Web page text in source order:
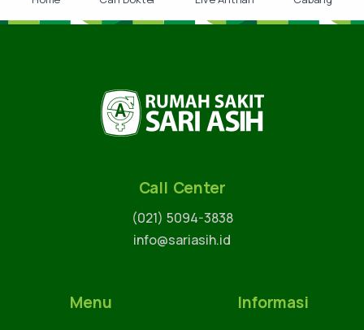
Call Center
(021) 5094-3838
info@sariasih.id
Menu Informasi